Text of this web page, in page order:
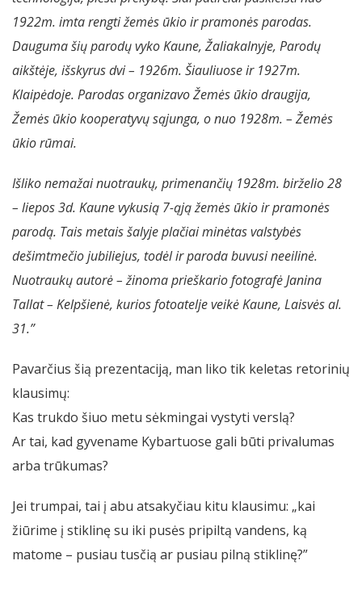
1922m. imta rengti žemės ūkio ir pramonės parodas.
Dauguma šių parodų vyko Kaune, Žaliakalnyje, Parodų
aikštėje, išskyrus dvi – 1926m. Šiauliuose ir 1927m.
Klaipėdoje. Parodas organizavo Žemės ūkio draugija,
Žemės ūkio kooperatyvų sąjunga, o nuo 1928m. – Žemės
ūkio rūmai.
Išliko nemažai nuotraukų, primenančių 1928m. birželio 28
– liepos 3d. Kaune vykusią 7-ąją žemės ūkio ir pramonės
parodą. Tais metais šalyje plačiai minėtas valstybės
dešimtmečio jubiliejus, todėl ir paroda buvusi neeilinė.
Nuotraukų autorė – žinoma prieškario fotografė Janina
Tallat – Kelpšienė, kurios fotoatelje veikė Kaune, Laisvės al.
31.”
Pavarčius šią prezentaciją, man liko tik keletas retorinių
klausimų:
Kas trukdo šiuo metu sėkmingai vystyti verslą?
Ar tai, kad gyvename Kybartuose gali būti privalumas
arba trūkumas?
Jei trumpai, tai į abu atsakyčiau kitu klausimu: „kai
žiūrime į stiklinę su iki pusės pripiltą vandens, ką
matome – pusiau tusčią ar pusiau pilną stiklinę?”